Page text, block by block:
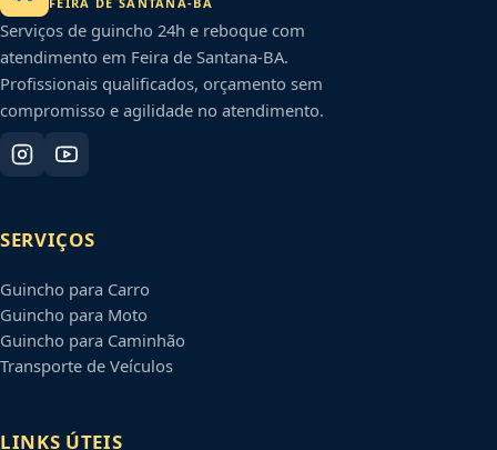
Serviços de guincho 24h e reboque com
atendimento em Feira de Santana-BA.
Profissionais qualificados, orçamento sem
compromisso e agilidade no atendimento.
SERVIÇOS
Guincho para Carro
Guincho para Moto
Guincho para Caminhão
Transporte de Veículos
LINKS ÚTEIS